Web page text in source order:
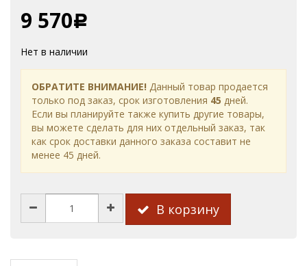
9 570Р
Нет в наличии
ОБРАТИТЕ ВНИМАНИЕ! Данный товар продается
только под заказ, срок изготовления 45 дней.
Если вы планируйте также купить другие товары,
вы можете сделать для них отдельный заказ, так
как срок доставки данного заказа составит не
менее 45 дней.
В корзину